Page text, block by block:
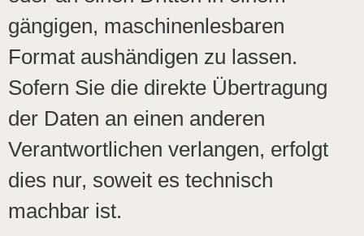
gängigen, maschinenlesbaren
Format aushändigen zu lassen.
Sofern Sie die direkte Übertragung
der Daten an einen anderen
Verantwortlichen verlangen, erfolgt
dies nur, soweit es technisch
machbar ist.